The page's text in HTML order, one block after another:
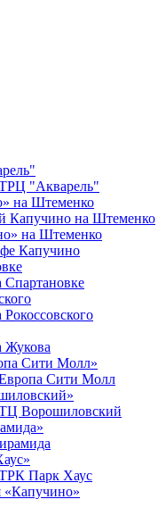
"Акварель"
на Штеменко
Капучино на Штеменко
на Штеменко
Капучино
Cити Молл»
Сити Молл
Ворошиловский
Парк Хаус
«Капучино»